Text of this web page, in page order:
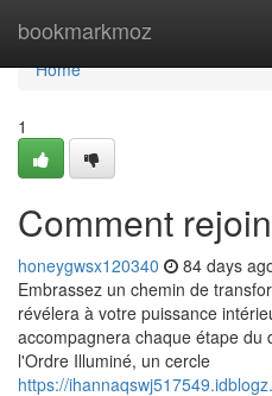
bookmarkmoz
Home
Home
1
Comment
honeygwsx120340 84 days
Embrassez un chemin de
révélera à votre puissance
accompagnera chaque étape du
l'Ordre Illuminé, un cercle
https://